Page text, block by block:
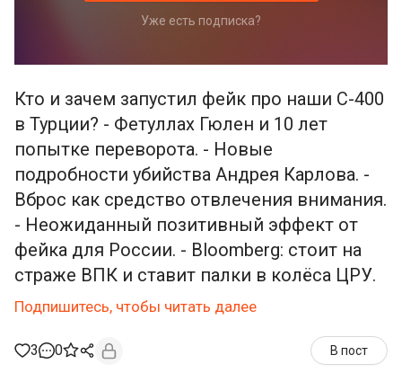
Уже есть подписка?
Кто и зачем запустил фейк про наши С-400
в Турции? - Фетуллах Гюлен и 10 лет
попытке переворота. - Новые
подробности убийства Андрея Карлова. -
Вброс как средство отвлечения внимания.
- Неожиданный позитивный эффект от
фейка для России. - Bloomberg: стоит на
страже ВПК и ставит палки в колёса ЦРУ.
Подпишитесь, чтобы читать далее
3 0 В пост